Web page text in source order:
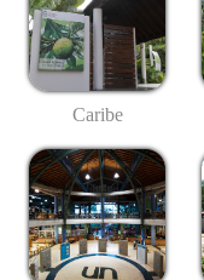
Caribe